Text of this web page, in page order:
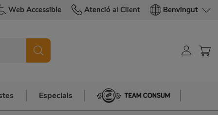
Web Accessible Atenció al Client Benvingut
Especials Team Consum